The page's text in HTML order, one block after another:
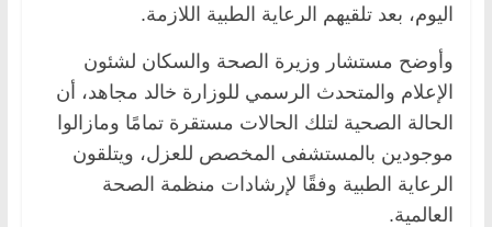
اليوم، بعد تلقيهم الرعاية الطبية اللازمة.
وأوضح مستشار وزيرة الصحة والسكان لشئون
الإعلام والمتحدث الرسمي للوزارة خالد مجاهد، أن
الحالة الصحية لتلك الحالات مستقرة تمامًا ومازالوا
موجودين بالمستشفى المخصص للعزل، ويتلقون
الرعاية الطبية وفقًا لإرشادات منظمة الصحة
العالمية.